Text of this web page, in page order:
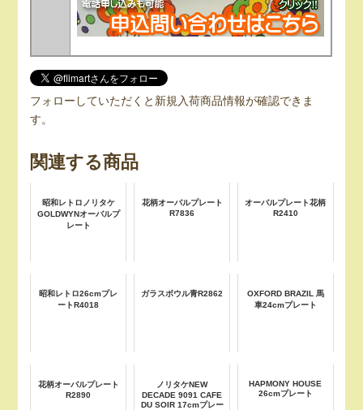
フォローしていただくと新規入荷商品情報が確認できま
す。
関連する商品
昭和レトロノリタケ
GOLDWYNオーバルプ
レート
花柄オーバルプレート
R7836
オーバルプレート花柄
R2410
昭和レトロ26cmプレ
ートR4018
ガラスボウル青R2862
OXFORD BRAZIL 馬
車24cmプレート
花柄オーバルプレート
R2890
ノリタケNEW
DECADE 9091 CAFE
DU SOIR 17cmプレー
HAPMONY HOUSE
26cmプレート